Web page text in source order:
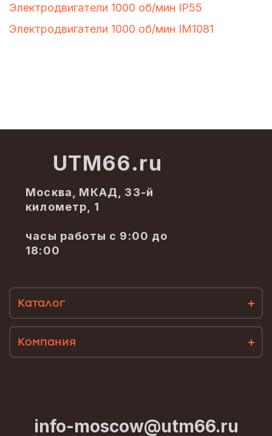
Электродвигатели 1000 об/мин IP55
Электродвигатели 1000 об/мин IM1081
UTM66.ru
Москва, МКАД, 33-й
километр, 1
часы работы с 9:00 до
18:00
Каталог
Компания
info-moscow@utm66.ru